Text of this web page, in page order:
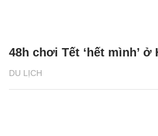
DU LỊCH
48h chơi Tết ‘hết mình’ ở